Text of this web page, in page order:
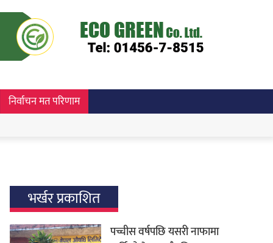
निर्वाचन मत परिणाम
भर्खर प्रकाशित
पच्चीस वर्षपछि यसरी नाफामा